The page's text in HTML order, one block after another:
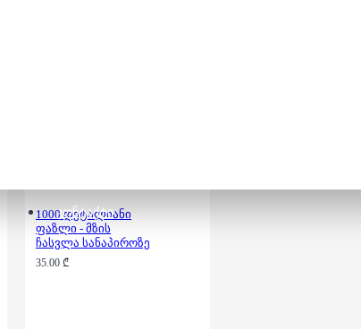
ᲙᲝᲜᲢᲐᲥᲢᲘ
1000 დეტალიანი
ფაზლი - მზის
ჩასვლა სანაპიროზე
35.00 ₾